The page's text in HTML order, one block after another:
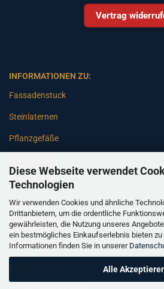
Diese Webseite verwendet
Technologien
Wir verwenden Cookies und ähnliche
Drittanbietern, um die ordentliche
gewährleisten, die Nutzung unseres
ein bestmögliches Einkaufserlebnis bieten zu
Informationen finden Sie in unserer
Alle
Vertrag
INFORMATIONEN ZU:
Fassadenstuck
Steinlaternen
Pflanzgefäße
Gartenbänke
Pfeiler
Gartenbrunnen
Gartenfiguren